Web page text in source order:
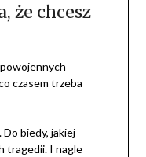
że chcesz
czasem trzeba
biedy, jakiej
tragedii. I nagle